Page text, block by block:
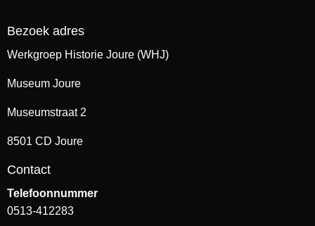
Bezoek adres
Werkgroep Historie Joure (WHJ)
Museum Joure
Museumstraat 2
8501 CD Joure
Contact
Telefoonnummer
0513-412283